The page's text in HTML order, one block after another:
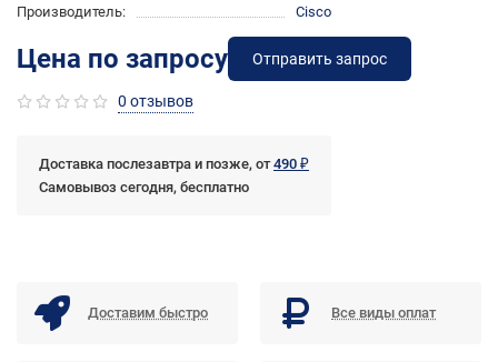
Производитель:
Cisco
Цена по запросу Отправить запрос
0 отзывов
Доставка послезавтра и позже, от490 ₽
Самовывоз сегодня, бесплатно
Доставим быстро Все виды оплат